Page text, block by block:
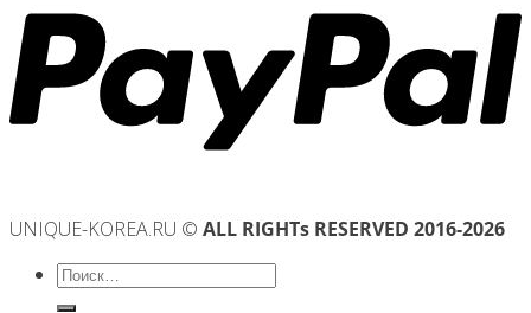
UNIQUE-KOREA.RU © ALL RIGHTs RESERVED 2016-2026
Искать: